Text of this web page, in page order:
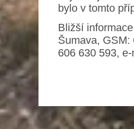
bylo v tomto
Bližší
Šumava, GSM:
606 630 593,